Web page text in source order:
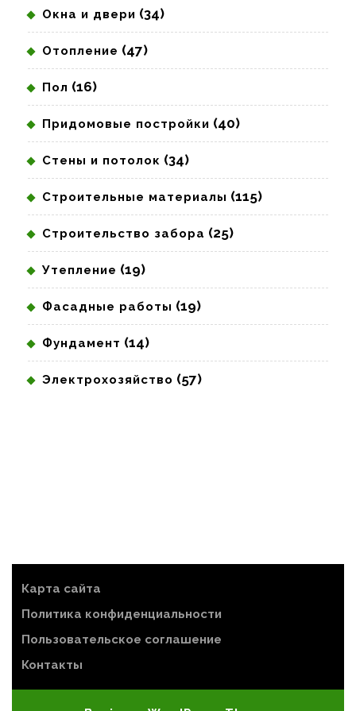
Окна и двери (34)
Отопление (47)
Пол (16)
Придомовые постройки (40)
Стены и потолок (34)
Строительные материалы (115)
Строительство забора (25)
Утепление (19)
Фасадные работы (19)
Фундамент (14)
Электрохозяйство (57)
Карта сайта
Политика конфиденциальности
Пользовательское соглашение
Контакты